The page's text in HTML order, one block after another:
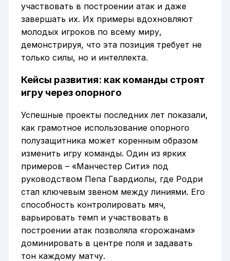
участвовать в построении атак и даже
завершать их. Их примеры вдохновляют
молодых игроков по всему миру,
демонстрируя, что эта позиция требует не
только силы, но и интеллекта.
Кейсы развития: как команды строят
игру через опорного
Успешные проекты последних лет показали,
как грамотное использование опорного
полузащитника может коренным образом
изменить игру команды. Один из ярких
примеров – «Манчестер Сити» под
руководством Пепа Гвардиолы, где Родри
стал ключевым звеном между линиями. Его
способность контролировать мяч,
варьировать темп и участвовать в
построении атак позволяла «горожанам»
доминировать в центре поля и задавать
тон каждому матчу.